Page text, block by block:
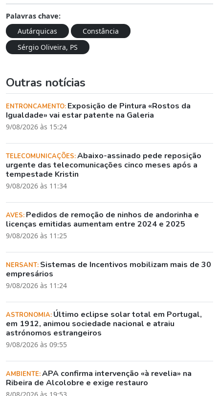
Palavras chave:
Autárquicas
Constância
Sérgio Oliveira, PS
Outras notícias
ENTRONCAMENTO: Exposição de Pintura «Rostos da
Igualdade» vai estar patente na Galeria
9/08/2026 às 15:24
TELECOMUNICAÇÕES:Abaixo-assinado pede reposição
urgente das telecomunicações cinco meses após a
tempestade Kristin
9/08/2026 às 11:34
AVES: Pedidos de remoção de ninhos de andorinha e
licenças emitidas aumentam entre 2024 e 2025
9/08/2026 às 11:25
NERSANT: Sistemas de Incentivos mobilizam mais de 30
empresários
9/08/2026 às 11:24
ASTRONOMIA: Último eclipse solar total em Portugal,
em 1912, animou sociedade nacional e atraiu
astrónomos estrangeiros
9/08/2026 às 09:55
AMBIENTE:APA confirma intervenção «à revelia» na
Ribeira de Alcolobre e exige restauro